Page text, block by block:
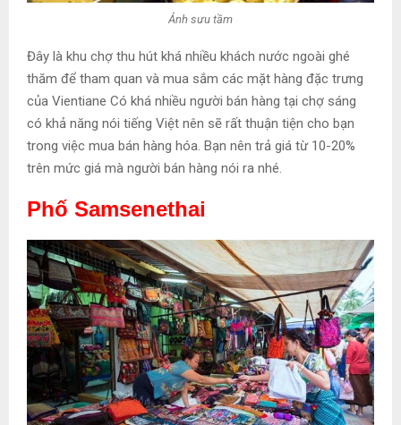
Ảnh sưu tầm
Đây là khu chợ thu hút khá nhiều khách nước ngoài ghé
thăm để tham quan và mua sắm các mặt hàng đặc trưng
của Vientiane Có khá nhiều người bán hàng tại chợ sáng
có khả năng nói tiếng Việt nên sẽ rất thuận tiện cho bạn
trong việc mua bán hàng hóa. Bạn nên trả giá từ 10-20%
trên mức giá mà người bán hàng nói ra nhé.
Phố Samsenethai